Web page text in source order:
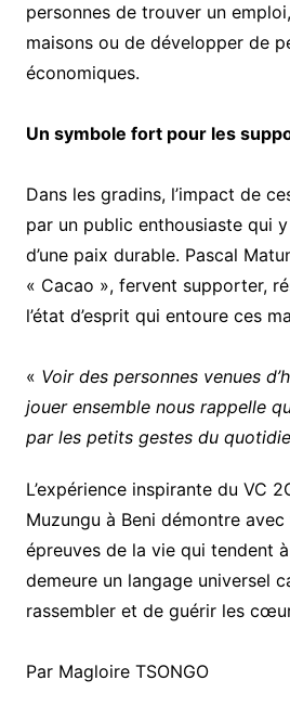
personnes de trouver un
maisons ou de développer de
économiques.
Un symbole fort pour les
Dans les gradins, l’impact de
par un public enthousiaste qui
d’une paix durable. Pascal
« Cacao », fervent supporter,
l’état d’esprit qui entoure ces
« Voir des personnes venues
jouer ensemble nous rappelle
par les petits gestes du
​L’expérience inspirante du VC
Muzungu à Beni démontre
épreuves de la vie qui tendent
demeure un langage universel
rassembler et de guérir les
Par Magloire TSONGO